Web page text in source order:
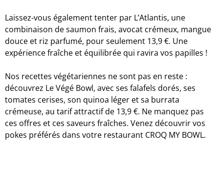
Laissez-vous également tenter par L’Atlantis, une
combinaison de saumon frais, avocat crémeux, mangue
douce et riz parfumé, pour seulement 13,9 €. Une
expérience fraîche et équilibrée qui ravira vos papilles !
Nos recettes végétariennes ne sont pas en reste :
découvrez Le Végé Bowl, avec ses falafels dorés, ses
tomates cerises, son quinoa léger et sa burrata
crémeuse, au tarif attractif de 13,9 €. Ne manquez pas
ces offres et ces saveurs fraîches. Venez découvrir vos
pokes préférés dans votre restaurant CROQ MY BOWL.